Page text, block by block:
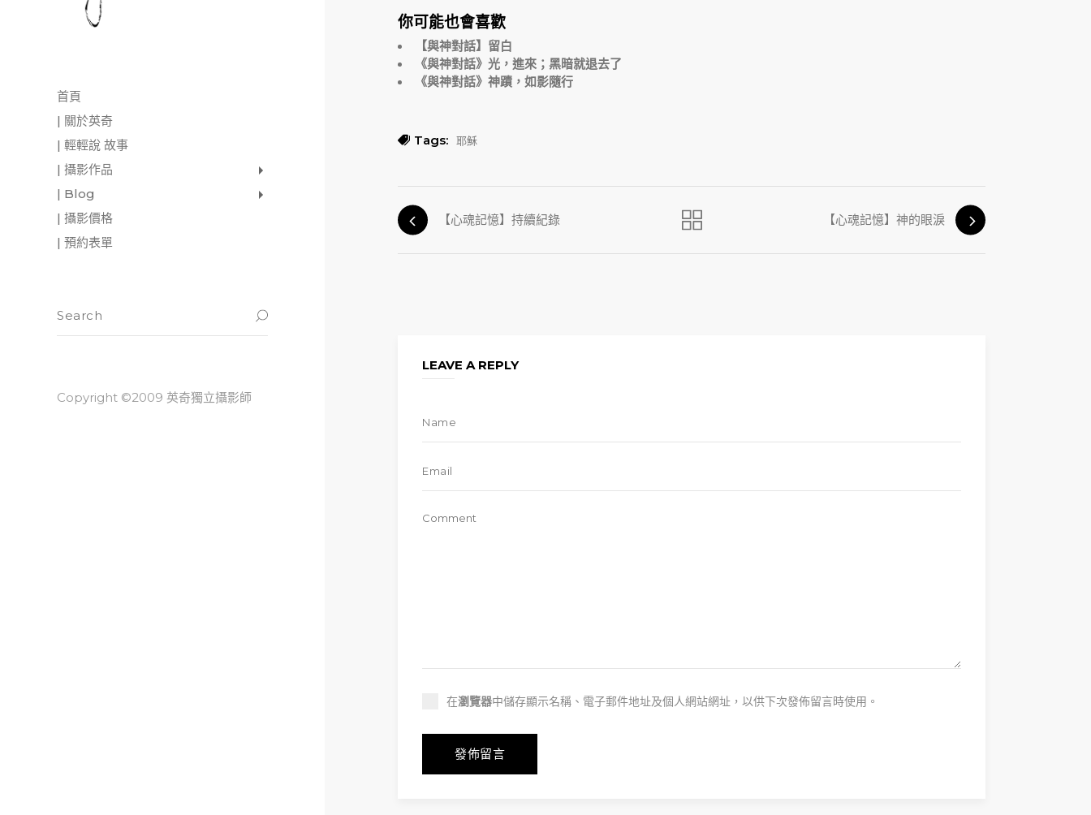
首頁
| 關於英奇
| 輕輕說 故事
| 攝影作品
| Blog
| 攝影價格
| 預約表單
Copyright ©2009 英奇獨立攝影師
你可能也會喜歡
【與神對話】留白
《與神對話》光，進來；黑暗就退去了
《與神對話》神蹟，如影隨行
Tags: 耶穌
【心魂記憶】持續紀錄 【心魂記憶】神的眼淚
LEAVE A REPLY
在瀏覽器中儲存顯示名稱、電子郵件地址及個人網站網址，以供下次發佈留言時使用。